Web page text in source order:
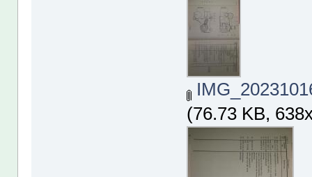
(76.73 KB,